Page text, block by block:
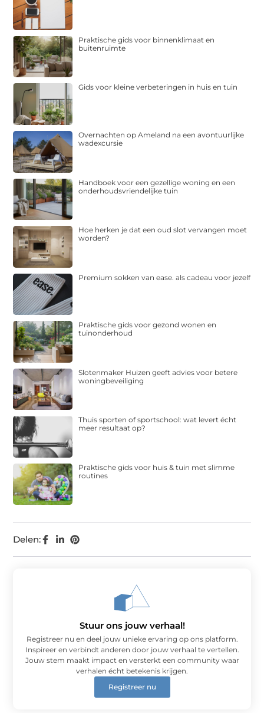
Delen:
Praktische gids voor binnenklimaat en
buitenruimte
Gids voor kleine verbeteringen in huis en tuin
Overnachten op Ameland na een avontuurlijke
wadexcursie
Handboek voor een gezellige woning en een
onderhoudsvriendelijke tuin
Hoe herken je dat een oud slot vervangen moet
worden?
Premium sokken van ease. als cadeau voor jezelf
Praktische gids voor gezond wonen en
tuinonderhoud
Slotenmaker Huizen geeft advies voor betere
woningbeveiliging
Thuis sporten of sportschool: wat levert écht
meer resultaat op?
Praktische gids voor huis & tuin met slimme
routines
Stuur ons jouw verhaal!
Registreer nu en deel jouw unieke ervaring op ons platform.
Inspireer en verbindt anderen door jouw verhaal te vertellen.
Jouw stem maakt impact en versterkt een community waar
verhalen écht betekenis krijgen.
Registreer nu